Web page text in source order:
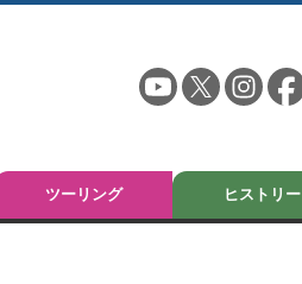
ツーリング ヒストリー